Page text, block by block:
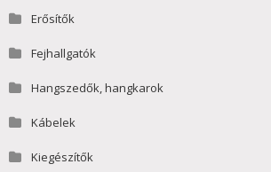
Erősítők
Fejhallgatók
Hangszedők, hangkarok
Kábelek
Kiegészítők